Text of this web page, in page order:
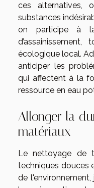
ces alternatives,
substances
on participe à
écologique local.
anticiper les
qui affectent à la
ressource en eau
Allonger la
matériaux
Le nettoyage de
techniques douces
de